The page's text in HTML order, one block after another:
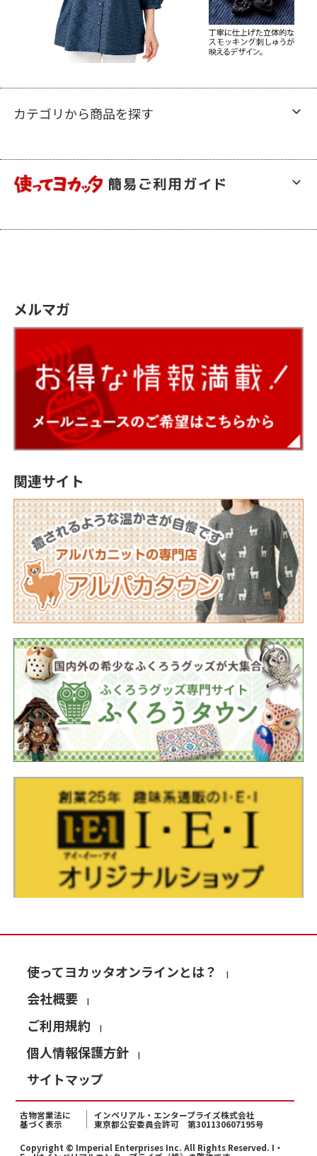
カテゴリから商品を探す
メルマガ
関連サイト
使ってヨカッタオンラインとは？
会社概要
ご利用規約
個人情報保護方針
サイトマップ
Copyright © Imperial Enterprises Inc. All Rights Reserved. I・
古物営業法に
基づく表示
インペリアル・エンタープライズ株式会社
東京都公安委員会許可 第301130607195号